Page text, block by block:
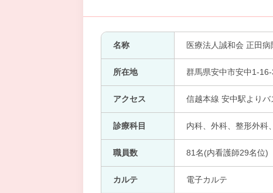
名称 医療法人誠和会 正田病
所在地 群馬県安中市安中1-16-
アクセス 信越本線 安中駅よりバ
診療科目 内科、外科、整形外科
職員数 81名(内看護師29名位)
カルテ 電子カルテ